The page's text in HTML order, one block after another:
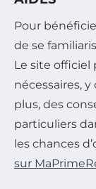
Pour
de se
Le site
nécessaires,
plus, des
particuliers
les chances
sur